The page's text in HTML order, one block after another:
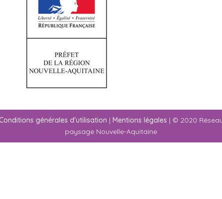
générales d'utilisation | Mentions légales | © 2020
paysage Nouvelle-Aquitaine